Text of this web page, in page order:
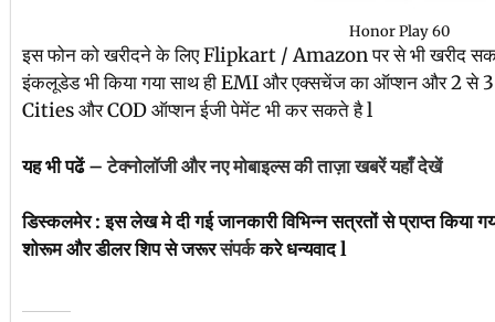
Honor Play 60
इस फोन को खरीदने के लिए Flipkart / Amazon पर से भी खरीद
इंकलूडेड भी किया गया साथ ही EMI और एक्सचेंज का ऑप्शन और 2 से 3
Cities और COD ऑप्शन ईजी पेमेंट भी कर सकते है l
यह भी पढें –टेक्नोलॉजी और नए मोबाइल्स की ताज़ा खबरें यहाँ देखें
डिस्कलमेर : इस लेख मे दी गई जानकारी विभिन्न सत्रतों से प्राप्त
शोरूम और डीलर शिप से जरूरसंपर्ककरे धन्यवाद l